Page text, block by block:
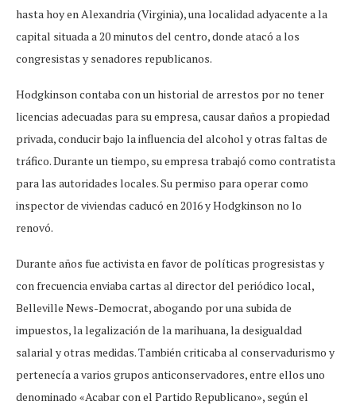
hasta hoy en Alexandria (Virginia), una localidad adyacente a la
capital situada a 20 minutos del centro, donde atacó a los
congresistas y senadores republicanos.
Hodgkinson contaba con un historial de arrestos por no tener
licencias adecuadas para su empresa, causar daños a propiedad
privada, conducir bajo la influencia del alcohol y otras faltas de
tráfico. Durante un tiempo, su empresa trabajó como contratista
para las autoridades locales. Su permiso para operar como
inspector de viviendas caducó en 2016 y Hodgkinson no lo
renovó.
Durante años fue activista en favor de políticas progresistas y
con frecuencia enviaba cartas al director del periódico local,
Belleville News-Democrat, abogando por una subida de
impuestos, la legalización de la marihuana, la desigualdad
salarial y otras medidas. También criticaba al conservadurismo y
pertenecía a varios grupos anticonservadores, entre ellos uno
denominado «Acabar con el Partido Republicano», según el